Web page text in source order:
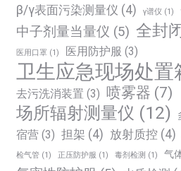
β/γ表面污染测量仪 (4) γ谱仪 (1)
中子剂量当量仪 (5) 全封
医用口罩 (1) 医用防护服 (3)
卫生应急现场处置
去污洗消装置 (3) 喷雾器 (7)
场所辐射测量仪 (12)
宿营 (3) 担架 (4) 放射质控 (4)
检气管 (1) 正压防护服 (1) 毒剂检测 (1) 气